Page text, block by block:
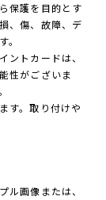
保護を目的とす
、傷、故障、デ
。
トカードは、
性がございま
す。取り付けや
画像または、